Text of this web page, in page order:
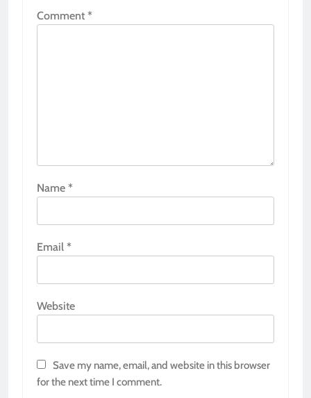
Comment *
Name *
Email *
Website
Save my name, email, and website in this browser
for the next time I comment.